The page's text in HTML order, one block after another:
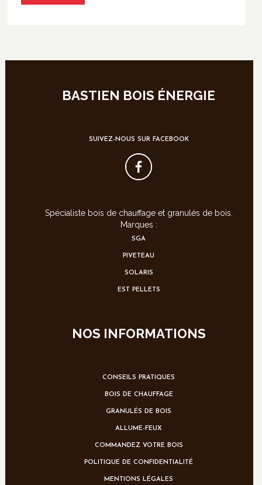
BASTIEN BOIS ÉNERGIE
SUIVEZ-NOUS SUR FACEBOOK
Spécialiste bois de chauffage et granulés de bois.
Marques :
SGA
PIVETEAU
SOLARIS
EST PELLETS
NOS INFORMATIONS
CONSEILS PRATIQUES
BOIS DE CHAUFFAGE
GRANULÉS DE BOIS
ALLUME-FEUX
COMMANDEZ VOTRE BOIS
POLITIQUE DE CONFIDENTIALITÉ
MENTIONS LÉGALES